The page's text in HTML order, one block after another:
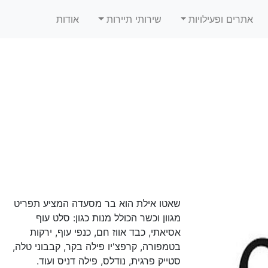
אתרים ופעילויות שירותי תיירות אודות
שאטו אילת הוא בר מסעדה המציע תפריט
מגוון וכשר הכולל מנות כגון: סלט עוף
אסיאתי, כבד אווז חם, כנפי עוף, ירקות
בטמפורה, קרפצ'יו פילה בקר, קבבוני טלה,
סטייק פרגית, נודלס, פילה דניס ועוד.